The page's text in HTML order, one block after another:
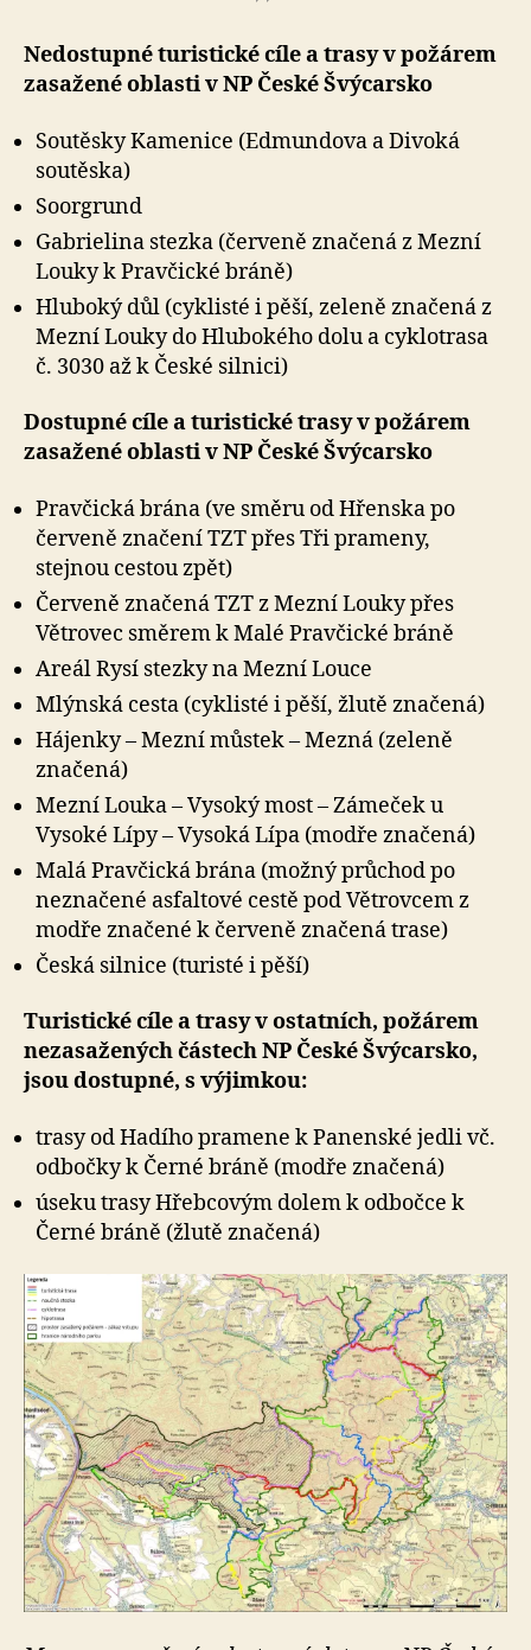
Nedostupné turistické cíle a trasy v požárem
zasažené oblasti v NP České Švýcarsko
Soutěsky Kamenice (Edmundova a Divoká
soutěska)
Soorgrund
Gabrielina stezka (červeně značená z Mezní
Louky k Pravčické bráně)
Hluboký důl (cyklisté i pěší, zeleně značená z
Mezní Louky do Hlubokého dolu a cyklotrasa
č. 3030 až k České silnici)
Dostupné cíle a turistické trasy v požárem
zasažené oblasti v NP České Švýcarsko
Pravčická brána (ve směru od Hřenska po
červeně značení TZT přes Tři prameny,
stejnou cestou zpět)
Červeně značená TZT z Mezní Louky přes
Větrovec směrem k Malé Pravčické bráně
Areál Rysí stezky na Mezní Louce
Mlýnská cesta (cyklisté i pěší, žlutě značená)
Hájenky – Mezní můstek – Mezná (zeleně
značená)
Mezní Louka – Vysoký most – Zámeček u
Vysoké Lípy – Vysoká Lípa (modře značená)
Malá Pravčická brána (možný průchod po
neznačené asfaltové cestě pod Větrovcem z
modře značené k červeně značená trase)
Česká silnice (turisté i pěší)
Turistické cíle a trasy v ostatních, požárem
nezasažených částech NP České Švýcarsko,
jsou dostupné, s výjimkou:
trasy od Hadího pramene k Panenské jedli vč.
odbočky k Černé bráně (modře značená)
úseku trasy Hřebcovým dolem k odbočce k
Černé bráně (žlutě značená)